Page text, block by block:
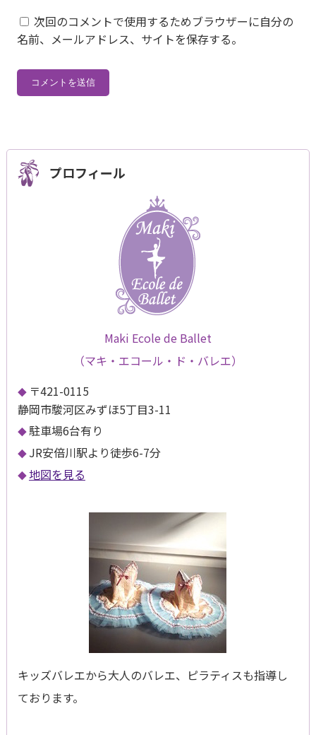
次回のコメントで使用するためブラウザーに自分の
名前、メールアドレス、サイトを保存する。
プロフィール
Maki Ecole de Ballet
（マキ・エコール・ド・バレエ）
〒421-0115
静岡市駿河区みずほ5丁目3-11
駐車場6台有り
JR安倍川駅より徒歩6-7分
地図を見る
キッズバレエから大人のバレエ、ピラティスも指導し
ております。